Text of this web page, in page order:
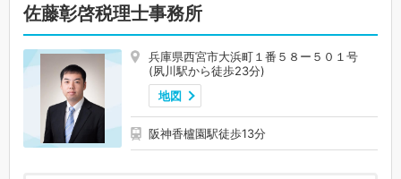
佐藤彰啓税理士事務所
兵庫県西宮市大浜町１番５８ー５０１号
(夙川駅から徒歩23分)
地図
阪神香櫨園駅徒歩13分